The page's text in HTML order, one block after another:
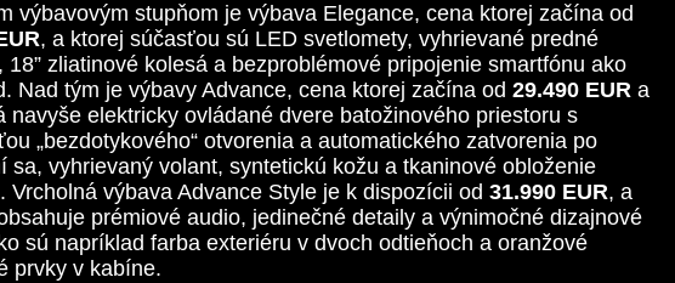
výbavovým stupňom je výbava Elegance, cena ktorej začína od
, a ktorej súčasťou sú LED svetlomety, vyhrievané predné
18” zliatinové kolesá a bezproblémové pripojenie smartfónu ako
Nad tým je výbavy Advance, cena ktorej začína od 29.490 EUR a
navyše elektricky ovládané dvere batožinového priestoru s
„bezdotykového“ otvorenia a automatického zatvorenia po
sa, vyhrievaný volant, syntetickú kožu a tkaninové obloženie
Vrcholná výbava Advance Style je k dispozícii od 31.990 EUR, a
prémiové audio, jedinečné detaily a výnimočné dizajnové
sú napríklad farba exteriéru v dvoch odtieňoch a oranžové
prvky v kabíne.